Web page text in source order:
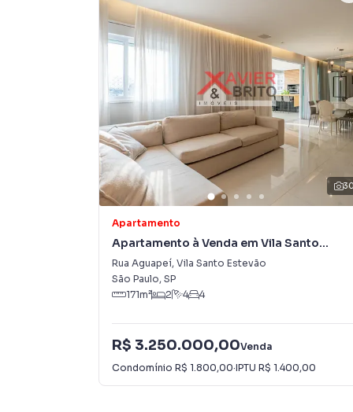
30
Apartamento
Apartamento à Venda em Vila Santo
Estevão
Rua Aguapeí, Vila Santo Estevão
São Paulo, SP
171m² 2 4 4
R$ 3.250.000,00Venda
Condomínio R$ 1.800,00·IPTU R$ 1.400,00